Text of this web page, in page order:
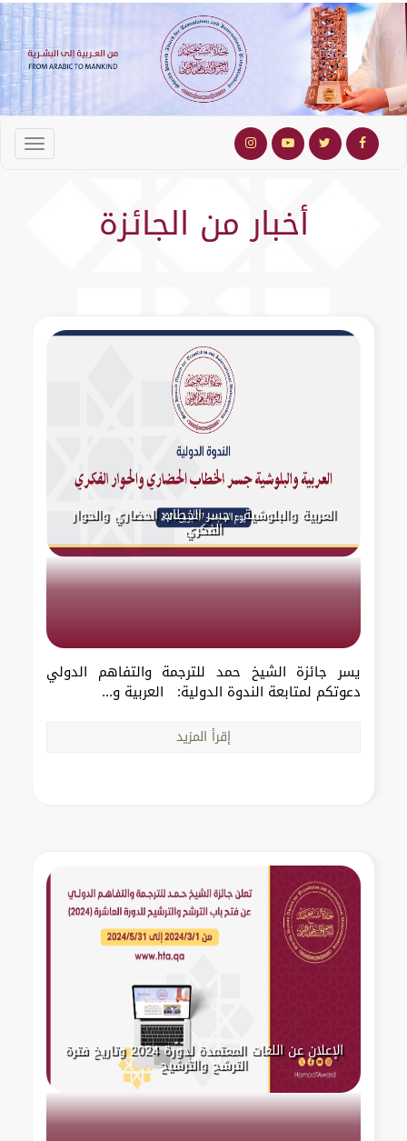
أخبار من الجائزة
العربية والبلوشية - جسر الخطاب الحضاري والحوار
الفكري
يسر جائزة الشيخ حمد للترجمة والتفاهم الدولي
دعوتكم لمتابعة الندوة الدولية: العربية و...
إقرأ المزيد
الإعلان عن اللغات المعتمدة لدورة 2024 وتاريخ فترة
الترشح والترشيح